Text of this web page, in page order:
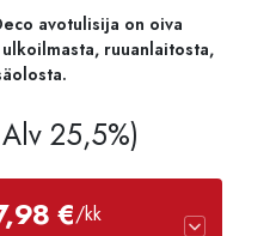
avotulisija on oiva
ruuanlaitosta,
25,5%)
€/kk